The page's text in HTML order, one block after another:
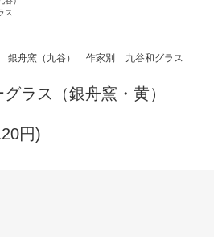
ス
銀舟窯（九谷） 作家別 九谷和グラス
ラス（銀舟窯・黄）
円)